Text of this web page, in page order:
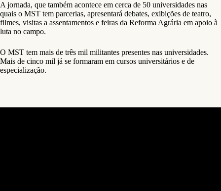
A jornada, que também acontece em cerca de 50 universidades nas
quais o MST tem parcerias, apresentará debates, exibições de teatro,
filmes, visitas a assentamentos e feiras da Reforma Agrária em apoio à
luta no campo.
O MST tem mais de três mil militantes presentes nas universidades.
Mais de cinco mil já se formaram em cursos universitários e de
especialização.